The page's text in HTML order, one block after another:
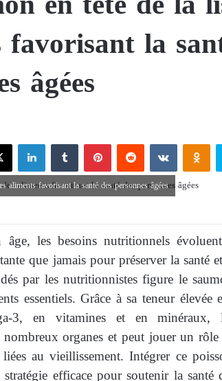
la
âgées
X
aliments favorisant la santé des personnes âgées
âge, les besoins nutritionnels
que jamais pour préserver la santé
par les nutritionnistes figure le
essentiels. Grâce à sa teneur
3, en vitamines et en
organes et peut jouer un
au vieillissement. Intégrer ce
efficace pour soutenir la santé